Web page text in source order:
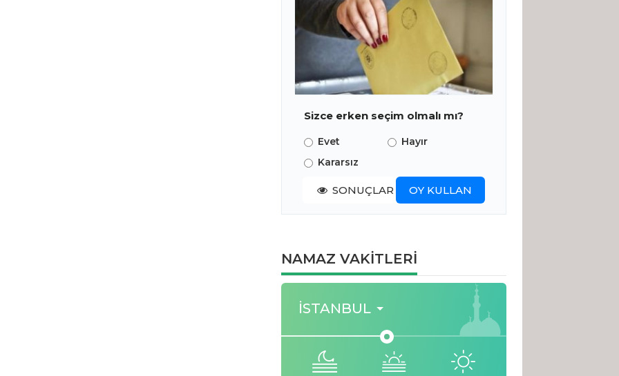
Sizce erken seçim olmalı mı?
Evet
Hayır
Kararsız
SONUÇLAR OY KULLAN
NAMAZ VAKİTLERİ
İSTANBUL